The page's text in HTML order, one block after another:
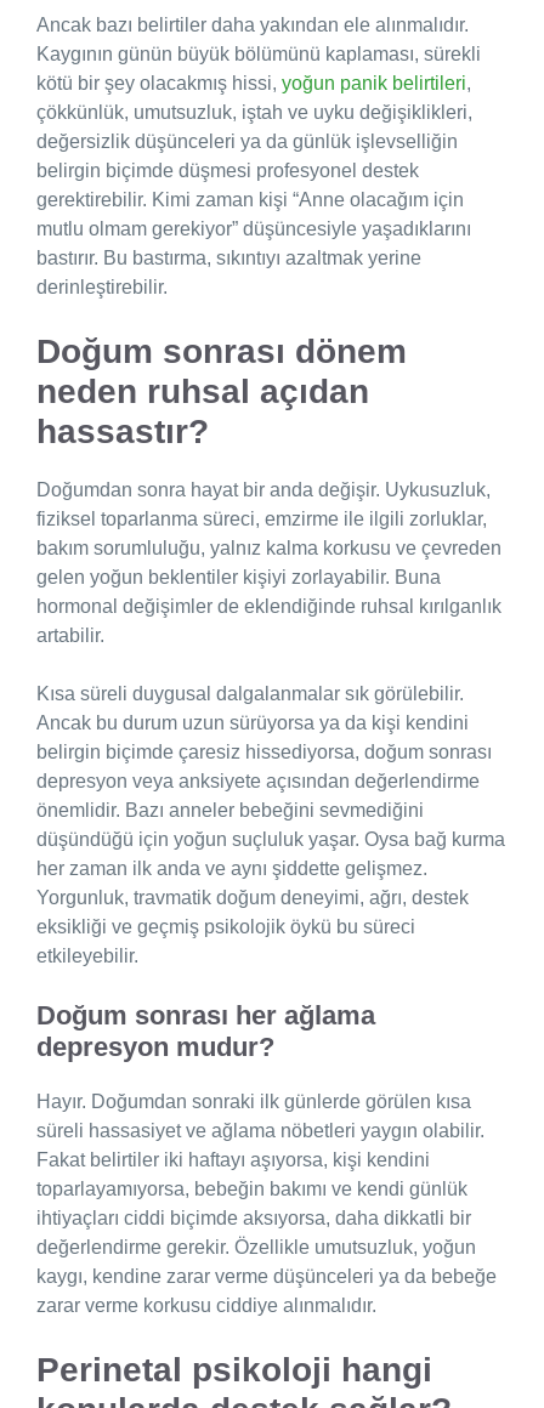
Ancak bazı belirtiler daha yakından ele alınmalıdır.
Kaygının günün büyük bölümünü kaplaması, sürekli
kötü bir şey olacakmış hissi, yoğun panik belirtileri,
çökkünlük, umutsuzluk, iştah ve uyku değişiklikleri,
değersizlik düşünceleri ya da günlük işlevselliğin
belirgin biçimde düşmesi profesyonel destek
gerektirebilir. Kimi zaman kişi “Anne olacağım için
mutlu olmam gerekiyor” düşüncesiyle yaşadıklarını
bastırır. Bu bastırma, sıkıntıyı azaltmak yerine
derinleştirebilir.
Doğum sonrası dönem
neden ruhsal açıdan
hassastır?
Doğumdan sonra hayat bir anda değişir. Uykusuzluk,
fiziksel toparlanma süreci, emzirme ile ilgili zorluklar,
bakım sorumluluğu, yalnız kalma korkusu ve çevreden
gelen yoğun beklentiler kişiyi zorlayabilir. Buna
hormonal değişimler de eklendiğinde ruhsal kırılganlık
artabilir.
Kısa süreli duygusal dalgalanmalar sık görülebilir.
Ancak bu durum uzun sürüyorsa ya da kişi kendini
belirgin biçimde çaresiz hissediyorsa, doğum sonrası
depresyon veya anksiyete açısından değerlendirme
önemlidir. Bazı anneler bebeğini sevmediğini
düşündüğü için yoğun suçluluk yaşar. Oysa bağ kurma
her zaman ilk anda ve aynı şiddette gelişmez.
Yorgunluk, travmatik doğum deneyimi, ağrı, destek
eksikliği ve geçmiş psikolojik öykü bu süreci
etkileyebilir.
Doğum sonrası her ağlama
depresyon mudur?
Hayır. Doğumdan sonraki ilk günlerde görülen kısa
süreli hassasiyet ve ağlama nöbetleri yaygın olabilir.
Fakat belirtiler iki haftayı aşıyorsa, kişi kendini
toparlayamıyorsa, bebeğin bakımı ve kendi günlük
ihtiyaçları ciddi biçimde aksıyorsa, daha dikkatli bir
değerlendirme gerekir. Özellikle umutsuzluk, yoğun
kaygı, kendine zarar verme düşünceleri ya da bebeğe
zarar verme korkusu ciddiye alınmalıdır.
Perinetal psikoloji hangi